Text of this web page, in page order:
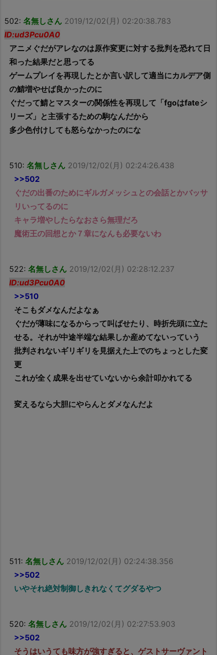
502: 名無しさん 2019/12/02(月) 02:20:38.783
ID:ud3Pcu0A0
アニメぐだがアレなのは原作変更に対する批判を恐れて日
和った結果だと思ってる
ゲームプレイを再現したとか言い訳して適当にカルデア側
の鯖増やせば良かったのに
ぐだって鯖とマスターの関係性を再現して「fgoはfateシ
リーズ」と主張するための駒なんだから
多少色付けしても怒らなかったのにな
510: 名無しさん 2019/12/02(月) 02:24:26.438
>>502
ぐだの出番のためにギルガメッシュとの会話とかバッサ
リいってるのに
キャラ増やしたらなおさら無理だろ
魔術王の回想とか７章になんも必要ないわ
522: 名無しさん 2019/12/02(月) 02:28:12.237
ID:ud3Pcu0A0
>>510
そこもダメなんだよなぁ
ぐだが薄味になるからって叫ばせたり、時折先頭に立た
せる。それが中途半端な結果しか産めてないっていう
批判されないギリギリを見据えた上でのちょっとした変
更
これが全く成果を出せていないから余計叩かれてる
変えるなら大胆にやらんとダメなんだよ
511: 名無しさん 2019/12/02(月) 02:24:38.356
>>502
いやそれ絶対制御しきれなくてグダるやつ
520: 名無しさん 2019/12/02(月) 02:27:53.903
>>502
そうはいうても味方が強すぎると、ゲストサーヴァント